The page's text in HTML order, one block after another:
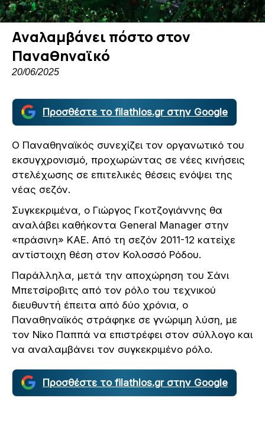
Αναλαμβάνει πόστο στον
Παναθηναϊκό
20/06/2025
Προσθέστε το filathlos.gr στην Google
Ο Παναθηναϊκός συνεχίζει τον οργανωτικό του
εκσυγχρονισμό, προχωρώντας σε νέες κινήσεις
στελέχωσης σε επιτελικές θέσεις ενόψει της
νέας σεζόν.
Συγκεκριμένα, ο Γιώργος Γκοτζογιάννης θα
αναλάβει καθήκοντα General Manager στην
«πράσινη» ΚΑΕ. Από τη σεζόν 2011-12 κατείχε
αντίστοιχη θέση στον Κολοσσό Ρόδου.
Παράλληλα, μετά την αποχώρηση του Σάνι
Μπετσίροβιτς από τον ρόλο του τεχνικού
διευθυντή έπειτα από δύο χρόνια, ο
Παναθηναϊκός στράφηκε σε γνώριμη λύση, με
τον Νίκο Παππά να επιστρέφει στον σύλλογο και
να αναλαμβάνει τον συγκεκριμένο ρόλο.
Προσθέστε το filathlos.gr στην Google